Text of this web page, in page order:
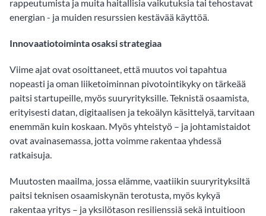
rappeutumista ja muita haitallisia vaikutuksia tai tehostavat
energian - ja muiden resurssien kestävää käyttöä.
Innovaatiotoiminta osaksi strategiaa
Viime ajat ovat osoittaneet, että muutos voi tapahtua
nopeasti ja oman liiketoiminnan pivotointikyky on tärkeää
paitsi startupeille, myös suuryrityksille. Teknistä osaamista,
erityisesti datan, digitaalisen ja tekoälyn käsittelyä, tarvitaan
enemmän kuin koskaan. Myös yhteistyö – ja johtamistaidot
ovat avainasemassa, jotta voimme rakentaa yhdessä
ratkaisuja.
Muutosten maailma, jossa elämme, vaatiikin suuryrityksiltä
paitsi teknisen osaamiskynän terotusta, myös kykyä
rakentaa yritys – ja yksilötason resilienssiä sekä intuitioon